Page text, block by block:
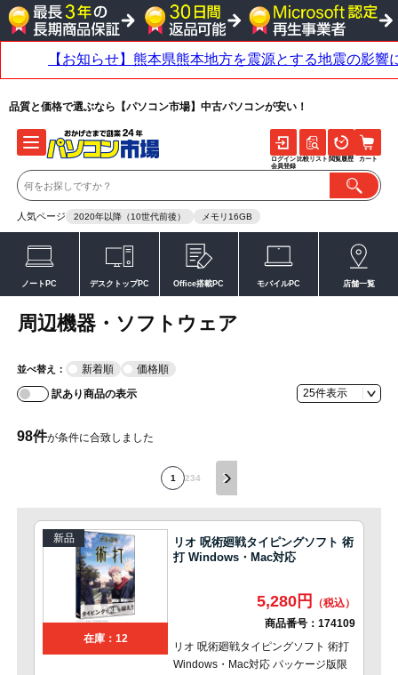
品質と価格で選ぶなら【パソコン市場】中古パソコンが安い！
人気ページ 2020年以降（10世代前後） メモリ16GB
ログイン
会員登録
比較リスト 閲覧履歴 カート
ノートPC デスクトップPC Office搭載PC モバイルPC 店舗一覧
周辺機器・ソフトウェア
並べ替え： 新着順
価格順
訳あり商品の表示
98件が条件に合致しました
1 234
新品
在庫：12
リオ 呪術廻戦タイピングソフト 術
打 Windows・Mac対応
5,280円
商品番号： 174109
リオ 呪術廻戦タイピングソフト 術打
Windows・Mac対応 パッケージ版限